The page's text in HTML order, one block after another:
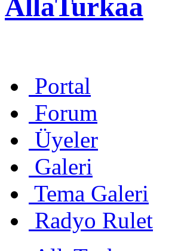
AllaTurkaa
Portal
Forum
Üyeler
Galeri
Tema Galeri
Radyo Rulet